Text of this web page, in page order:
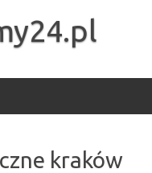
kraków